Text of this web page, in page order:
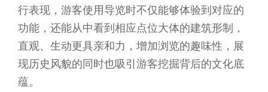
行表现，游客使用导览时不仅能够体验到对应的
功能，还能从中看到相应点位大体的建筑形制，
直观、生动更具亲和力，增加浏览的趣味性，展
现历史风貌的同时也吸引游客挖掘背后的文化底
蕴。